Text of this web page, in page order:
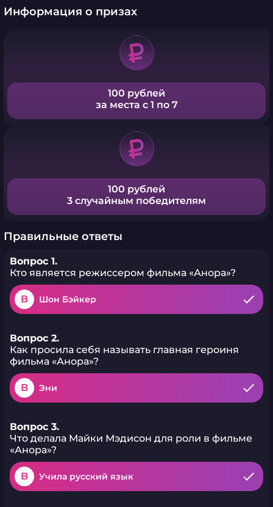
Информация о призах
100 рублей
за места с 1 по 7
100 рублей
3 случайным победителям
Правильные ответы
Вопрос 1.
Кто является режиссером фильма «Анора»?
B Шон Бэйкер
Вопрос 2.
Как просила себя называть главная героиня
фильма «Анора»?
B Эни
Вопрос 3.
Что делала Майки Мэдисон для роли в фильме
«Анора»?
B Учила русский язык